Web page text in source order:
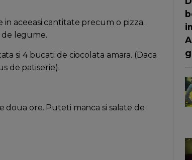
in aceeasi cantitate precum o pizza.
legume.
si 4 bucati de ciocolata amara. (Daca
de patiserie).
ore. Puteti manca si salate de